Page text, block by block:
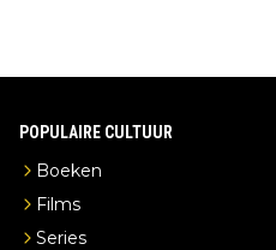
POPULAIRE CULTUUR
Boeken
Films
Series